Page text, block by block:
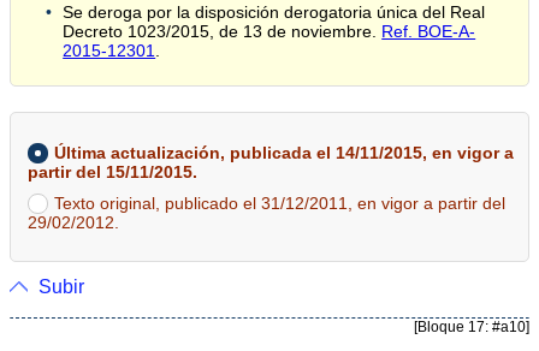
Se deroga por la disposición derogatoria única del Real
Decreto 1023/2015, de 13 de noviembre. Ref. BOE-A-
2015-12301
Última actualización, publicada el 14/11/2015, en vigor a
partir del 15/11/2015.
Texto original, publicado el 31/12/2011, en vigor a partir del
29/02/2012.
Subir
[Bloque 17: #a10]